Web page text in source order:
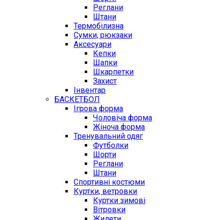
Реглани
Штани
Термобілизна
Сумки, рюкзаки
Аксесуари
Кепки
Шапки
Шкарпетки
Захист
Інвентар
БАСКЕТБОЛ
Ігрова форма
Чоловіча форма
Жіноча форма
Тренувальний одяг
Футболки
Шорти
Реглани
Штани
Спортивні костюми
Куртки, ветровки
Куртки зимові
Вітровки